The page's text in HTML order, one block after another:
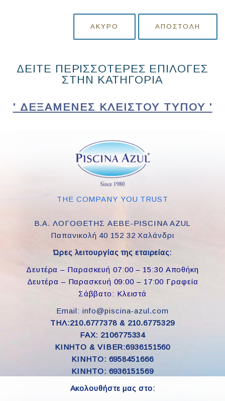
ΆΚΥΡΟ ΑΠΟΣΤΟΛΉ
ΔΕΙΤΕ ΠΕΡΙΣΣΟΤΕΡΕΣ ΕΠΙΛΟΓΕΣ
ΣΤΗΝ ΚΑΤΗΓΟΡΙΑ
' ΔΕΞΑΜΕΝΈΣ ΚΛΕΙΣΤΟΎ ΤΎΠΟΥ '
THE COMPANY YOU TRUST
Β.Α. ΛΟΓΟΘΕΤΗΣ ΑΕΒΕ-PISCINA AZUL
Παπανικολή 40 152 32 Χαλάνδρι
Ώρες λειτουργίας της εταιρείας:
Δευτέρα – Παρασκευή 07:00 – 15:30 Αποθήκη
Δευτέρα – Παρασκευή 09:00 – 17:00 Γραφεία
Σάββατο: Κλειστά
Email: info@piscina-azul.com
ΤΗΛ:210.6777378 & 210.6775329
FAX: 2106775334
ΚΙΝΗΤΟ & VIBER:6936151560
KINHTO: 6958451666
KINHTO: 6936151569
Ακολουθήστε μας στο: